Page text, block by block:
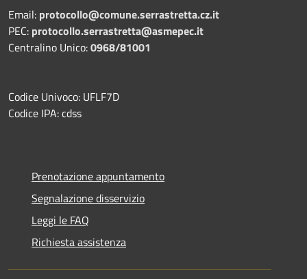
Email: protocollo@comune.serrastretta.cz.it
PEC: protocollo.serrastretta@asmepec.it
Centralino Unico:0968/81001
Codice Univoco: UFLF7D
Codice IPA: cdss
Prenotazione appuntamento
Segnalazione disservizio
Leggi le FAQ
Richiesta assistenza